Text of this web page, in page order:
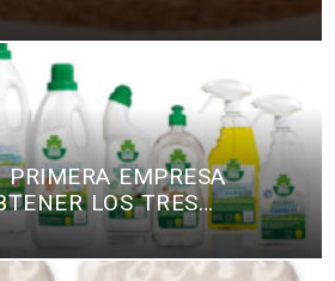
PRIMERA EMPRESA
LOS TRES
ECOLÓGICOS
DE LIMPIEZA